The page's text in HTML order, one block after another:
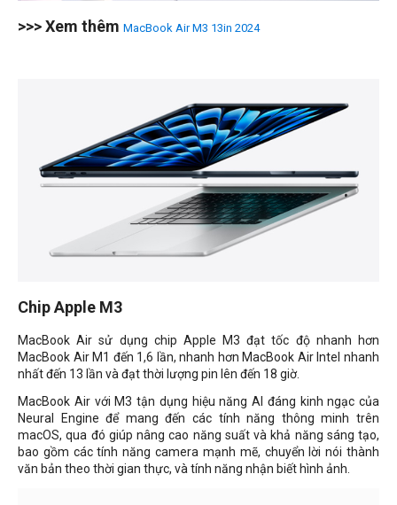
>>> Xem thêm MacBook Air M3 13in 2024
Chip Apple M3
MacBook Air sử dụng chip Apple M3 đạt tốc độ nhanh hơn
MacBook Air M1 đến 1,6 lần, nhanh hơn MacBook Air Intel nhanh
nhất đến 13 lần và đạt thời lượng pin lên đến 18 giờ.
MacBook Air với M3 tận dụng hiệu năng AI đáng kinh ngạc của
Neural Engine để mang đến các tính năng thông minh trên
macOS, qua đó giúp nâng cao năng suất và khả năng sáng tạo,
bao gồm các tính năng camera mạnh mẽ, chuyển lời nói thành
văn bản theo thời gian thực, và tính năng nhận biết hình ảnh.